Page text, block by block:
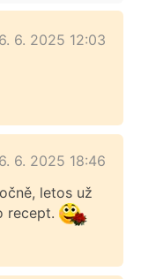
6. 2025 12:03
6. 2025 18:46
letos už
recept.